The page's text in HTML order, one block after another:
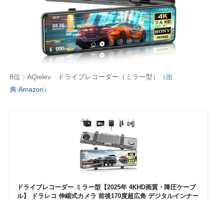
8位：AQielev ドライブレコーダー（ミラー型）（出
典:Amazon）
ドライブレコーダー ミラー型【2025年 4KHD画質・降圧ケーブ
ル】 ドラレコ 伸縮式カメラ 前後170度超広角 デジタルインナー